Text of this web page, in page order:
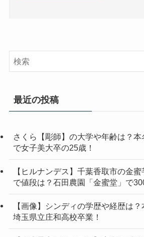
最近の投稿
さくら【彫師】の大学や年齢は？
で女子美大卒の25歳！
【ヒルナンデス】千葉香取市の金
で値段は？石田農園「金蜜堂」で
【画像】シンディの学歴や経歴は
埼玉県立庄和高校卒業！